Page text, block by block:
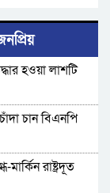
বন্ধের আহ্বান এমপি
বিএনপি
শিশুর মৃত্যু
হওয়া লাশটি
চান বিএনপি
রাষ্ট্রদূত